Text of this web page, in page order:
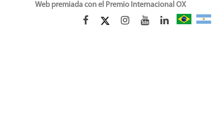
Web premiada con el Premio Internacional OX